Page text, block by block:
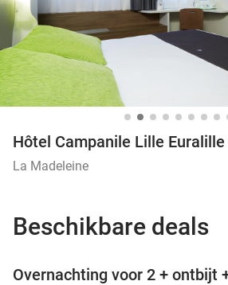
Hôtel Campanile Lille Euralille
La Madeleine
Beschikbare deals
Overnachting voor 2 + ontbijt